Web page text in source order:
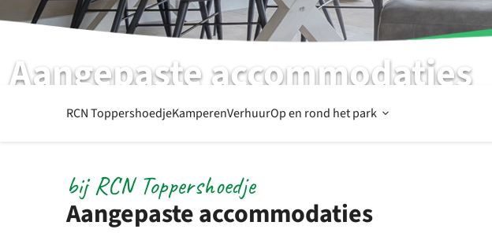
Aangepaste accommodaties
Enkele 6-persoons bungalows geschikt voor rolstoelgebruikers
RCN ToppershoedjeKamperenVerhuurOp en rond het park Open
Aangepaste accommodaties
bij RCN Toppershoedje